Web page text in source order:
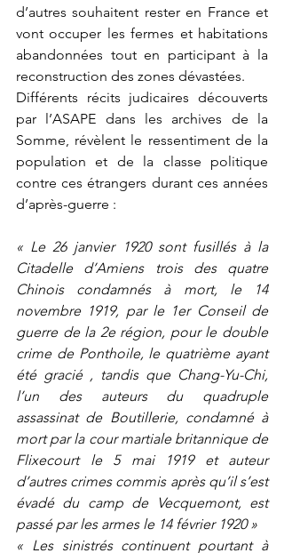
d’autres souhaitent rester en France et
vont occuper les fermes et habitations
abandonnées tout en participant à la
reconstruction des zones dévastées.
Différents récits judicaires découverts
par l’ASAPE dans les archives de la
Somme, révèlent le ressentiment de la
population et de la classe politique
contre ces étrangers durant ces années
d’après-guerre :
« Le 26 janvier 1920 sont fusillés à la
Citadelle d’Amiens trois des quatre
Chinois condamnés à mort, le 14
novembre 1919, par le 1er Conseil de
guerre de la 2e région, pour le double
crime de Ponthoile, le quatrième ayant
été gracié , tandis que Chang-Yu-Chi,
l’un des auteurs du quadruple
assassinat de Boutillerie, condamné à
mort par la cour martiale britannique de
Flixecourt le 5 mai 1919 et auteur
d’autres crimes commis après qu’il s’est
évadé du camp de Vecquemont, est
passé par les armes le 14 février 1920 »
« Les sinistrés continuent pourtant à